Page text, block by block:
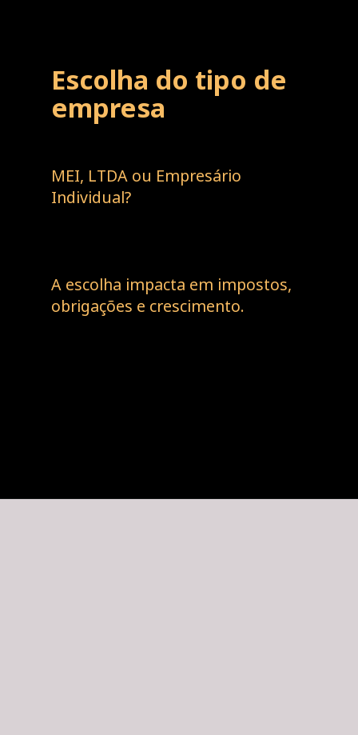
Escolha do tipo de
empresa
MEI, LTDA ou Empresário
Individual?
A escolha impacta em impostos,
obrigações e crescimento.